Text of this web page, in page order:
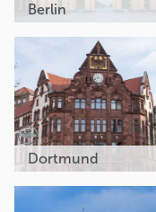
Berlin
Dortmund